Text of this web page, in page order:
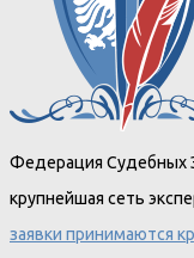
Федерация Судебных
крупнейшая сеть
заявки принимаются